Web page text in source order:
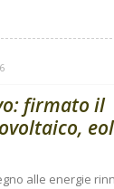
firmato il
alle energie